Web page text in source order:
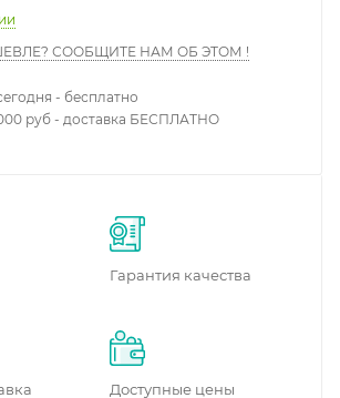
СООБЩИТЕ НАМ ОБ ЭТОМ !
- бесплатно
руб - доставка БЕСПЛАТНО
Гарантия качества
Доступные цены